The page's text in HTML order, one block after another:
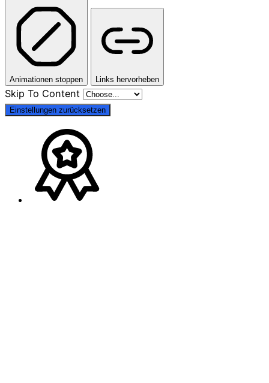
Animationen stoppen Links hervorheben
Skip To Content
Einstellungen zurücksetzen